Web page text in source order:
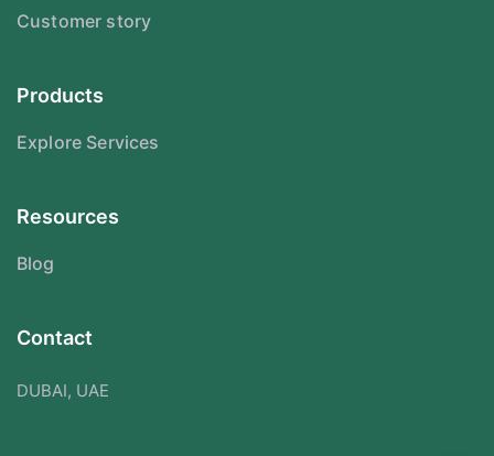
Customer story
Products
Explore Services
Resources
Blog
Contact
DUBAI, UAE